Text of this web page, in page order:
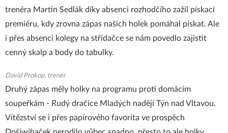
trenéra Martin Sedlák díky absenci rozhodčího zažil pískací
premiéru, kdy zrovna zápas našich holek pomáhal pískat. Ale
i přes absenci kolegy na střídačce se nám povedlo zajistit
cenný skalp a body do tabulky.
David Prokop, trenér
Druhý zápas měly holky na programu proti domácím
soupeřkám - Rudý dračice Mladých nadějí Týn nad Vltavou.
Vítězství se i přes papírového favorita ve prospěch